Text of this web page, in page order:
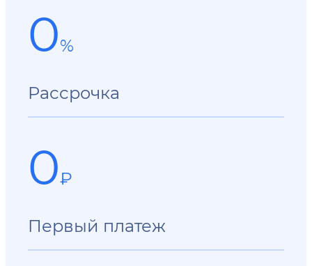
0%
Рассрочка
0₽
Первый платеж